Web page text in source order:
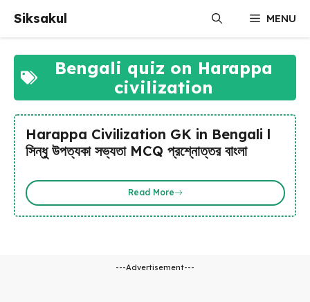
content
Siksakul MENU
Bengali quiz on Harappa
civilization
Harappa Civilization GK in Bengali l
সিন্ধু উপত্যকা সভ্যতা MCQ প্রশ্নোত্তর বাংলা
Read More
---Advertisement---